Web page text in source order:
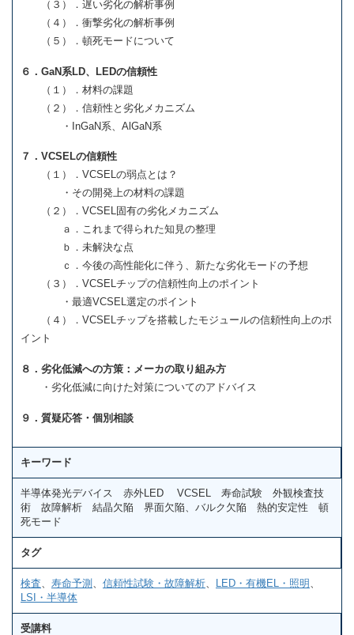
（３）．遅い劣化の解析事例
（４）．衝撃劣化の解析事例
（５）．頓死モードについて
６．GaN系LD、LEDの信頼性
（１）．材料の課題
（２）．信頼性と劣化メカニズム
・InGaN系、AlGaN系
７．VCSELの信頼性
（１）．VCSELの弱点とは？
・その開発上の材料の課題
（２）．VCSEL固有の劣化メカニズム
ａ．これまで得られた知見の整理
ｂ．未解決な点
ｃ．今後の高性能化に伴う、新たな劣化モードの予想
（３）．VCSELチップの信頼性向上のポイント
・最適VCSEL選定のポイント
（４）．VCSELチップを搭載したモジュールの信頼性向上のポ
イント
８．劣化低減への方策：メーカの取り組み方
・劣化低減に向けた対策についてのアドバイス
９．質疑応答・個別相談
キーワード
半導体発光デバイス 赤外LED VCSEL 寿命試験 外観検査技
術 故障解析 結晶欠陥 界面欠陥、バルク欠陥 熱的安定性 頓
死モード
タグ
検査 寿命予測 信頼性試験・故障解析 LED・有機EL・照明
LSI・半導体
受講料